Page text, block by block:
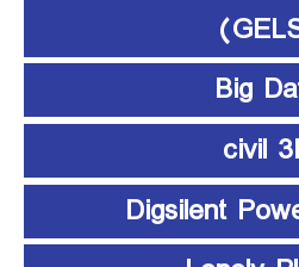
Big
civil
Digsilent